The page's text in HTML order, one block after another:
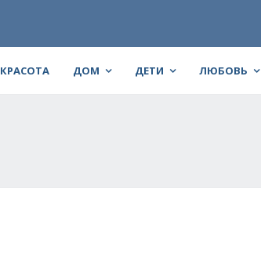
КРАСОТА ДОМ ДЕТИ ЛЮБОВЬ